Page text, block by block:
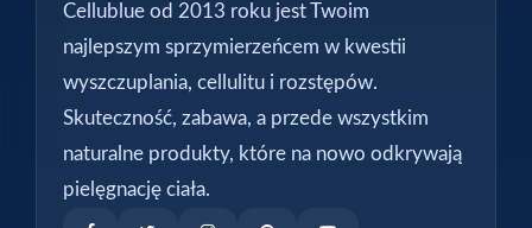
Cellublue od 2013 roku jest Twoim
najlepszym sprzymierzeńcem w kwestii
wyszczuplania, cellulitu i rozstępów.
Skuteczność, zabawa, a przede wszystkim
naturalne produkty, które na nowo odkrywają
pielęgnację ciała.